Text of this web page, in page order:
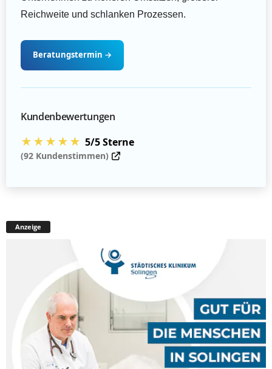
Reichweite und schlanken Prozessen.
Beratungstermin →
Kundenbewertungen
★★★★★ 5/5 Sterne
(92 Kundenstimmen)
Anzeige